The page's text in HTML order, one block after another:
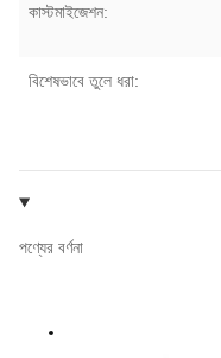
কাস্টমাইজেশন:
বিশেষভাবে তুলে ধরা:
পণ্যের বর্ণনা